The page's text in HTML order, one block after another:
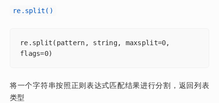
re.split()
re.split(pattern, string, maxsplit=0,
flags=0)
将一个字符串按照正则表达式匹配结果进行分割，返回列表
类型